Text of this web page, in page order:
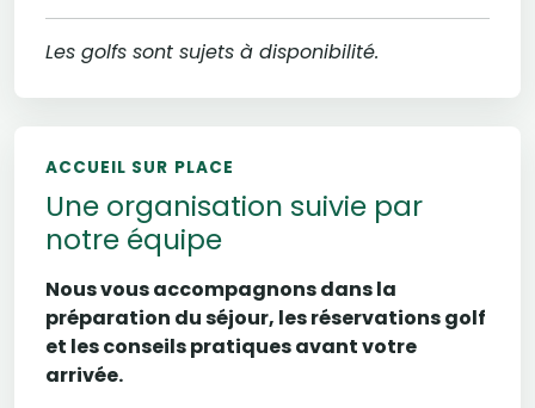
Les golfs sont sujets à disponibilité.
ACCUEIL SUR PLACE
Une organisation suivie par
notre équipe
Nous vous accompagnons dans la
préparation du séjour, les réservations golf
et les conseils pratiques avant votre
arrivée.